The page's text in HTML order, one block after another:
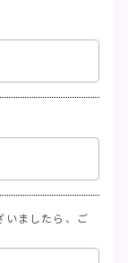
いましたら、ご